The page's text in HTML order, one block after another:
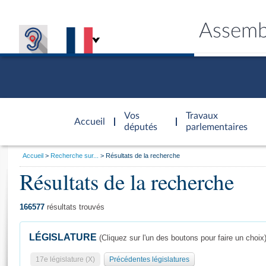
Accueil
d'accueil
Vos
députés
Travaux
parlementaires
Général
Vous
Accueil Recherche sur... Résultats de la recherche
Résultats de la recherche
166577 résultats trouvés
LÉGISLATURE (Cliquez sur l'un des boutons pour faire un choix)
17e législature (X) Précédentes législatures